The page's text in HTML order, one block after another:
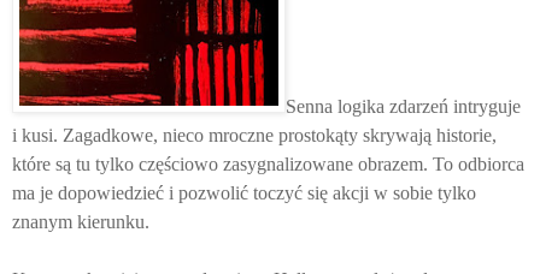
Senna logika zdarzeń intryguje
i kusi. Zagadkowe, nieco mroczne prostokąty skrywają historie,
które są tu tylko częściowo zasygnalizowane obrazem. To odbiorca
ma je dopowiedzieć i pozwolić toczyć się akcji w sobie tylko
znanym kierunku.